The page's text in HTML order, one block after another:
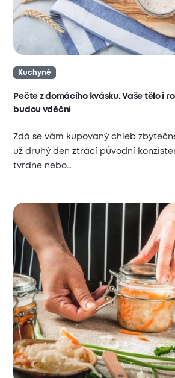
Kuchyně
Pečte z domácího kvásku. Vaše tělo i
budou vděční
Zdá se vám kupovaný chléb
už druhý den ztrácí původní
tvrdne nebo…